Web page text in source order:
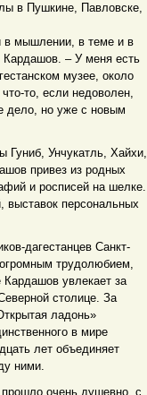
в Пушкине, Павловске,
в мышлении, в теме и в
Кардашов. – У меня есть
музее, около
то, если недоволен,
дело, но уже с новым
Гуниб, Унчукатль, Хайхи,
привез из родных
и росписей на шелке.
выставок персональных
дагестанцев Санкт-
трудолюбием,
увлекает за
столице. За
ладонь»
в мире
лет объединяет
ними.
прошло очень душевно, с